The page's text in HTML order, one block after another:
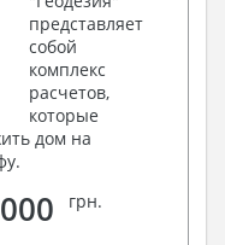
представляет
собой
комплекс
расчетов,
которые
дом на
грн.